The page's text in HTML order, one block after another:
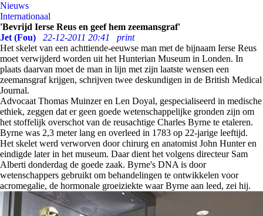
Nieuws
Internationaal
'Bevrijd Ierse Reus en geef hem zeemansgraf'
Jet (Fou)
22-12-2011 20:41
print
Het skelet van een achttiende-eeuwse man met de bijnaam Ierse Reus
moet verwijderd worden uit het Hunterian Museum in Londen. In
plaats daarvan moet de man in lijn met zijn laatste wensen een
zeemansgraf krijgen, schrijven twee deskundigen in de British Medical
Journal.
Advocaat Thomas Muinzer en Len Doyal, gespecialiseerd in medische
ethiek, zeggen dat er geen goede wetenschappelijke gronden zijn om
het stoffelijk overschot van de reusachtige Charles Byrne te etaleren.
Byrne was 2,3 meter lang en overleed in 1783 op 22-jarige leeftijd.
Het skelet werd verworven door chirurg en anatomist John Hunter en
eindigde later in het museum. Daar dient het volgens directeur Sam
Alberti donderdag de goede zaak. Byrne's DNA is door
wetenschappers gebruikt om behandelingen te ontwikkelen voor
acromegalie, de hormonale groeiziekte waar Byrne aan leed, zei hij.